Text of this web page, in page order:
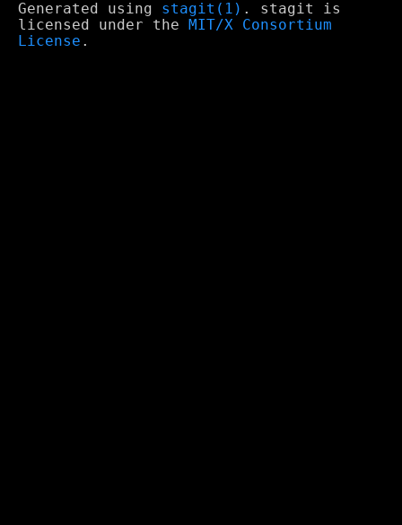
Generated using stagit(1) . stagit is
licensed under the
MIT/X Consortium
License .